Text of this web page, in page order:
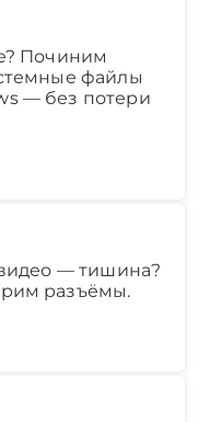
Починим
файлы
— без потери
— тишина?
разъёмы.